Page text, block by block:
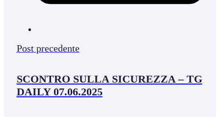
Post precedente
SCONTRO SULLA SICUREZZA – TG
DAILY 07.06.2025